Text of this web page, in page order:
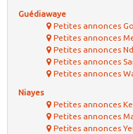
Guédiawaye
Petites annonces
Petites annonces
Petites annonces
Petites annonces
Petites annonces
Niayes
Petites annonces
Petites annonces
Petites annonces